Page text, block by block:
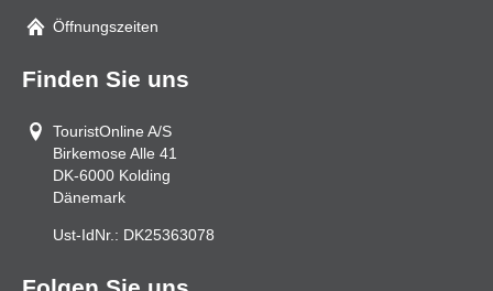
Mail
Öffnungszeiten
Finden Sie uns
TouristOnline A/S
Birkemose Alle 41
DK-6000 Kolding
Dänemark
Ust-IdNr.: DK25363078